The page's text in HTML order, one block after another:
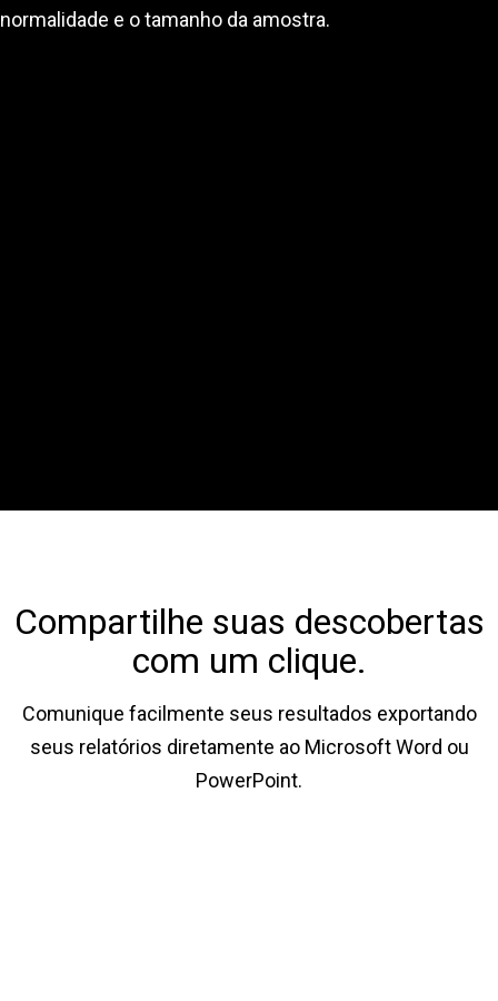
normalidade e o tamanho da amostra.
Compartilhe suas descobertas
com um clique.
Comunique facilmente seus resultados exportando
seus relatórios diretamente ao Microsoft Word ou
PowerPoint.